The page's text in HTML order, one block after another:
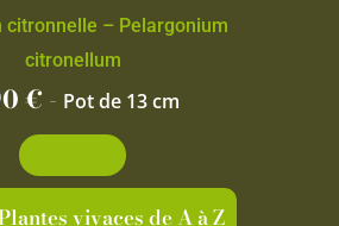
citronnelle – Pelargonium
citronellum
€ - Pot de 13 cm
vivaces de A à Z